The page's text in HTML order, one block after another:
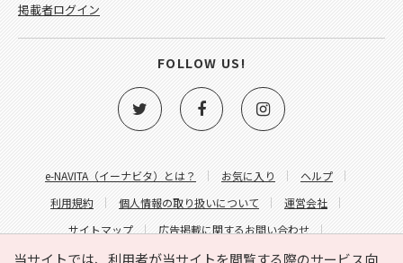
当サイトでは、利用者が当サイトを閲覧する際のサービス向
e-NAVITA（イーナビタ）とは？ お気に入り
ヘルプ
利用規約
個人情報の取り扱いについて
運営会社
サイトマップ
広告掲載に関するお問い合わせ
サイトの内容に関するお問い合わせ
掲載者ログイン
FOLLOW US!